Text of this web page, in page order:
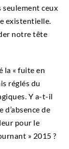
seulement ceux
existentielle.
notre tête
la « fuite en
réglés du
Y a-t-il
de
pour le
» 2015 ?